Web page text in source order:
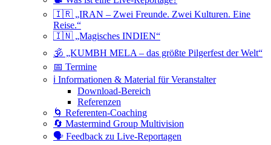
🇮🇷 „IRAN – Zwei Freunde. Zwei Kulturen. Eine
Reise.“
🇮🇳 „Magisches INDIEN“
🕉 „KUMBH MELA – das größte Pilgerfest der Welt“
📅 Termine
ℹ️ Informationen & Material für Veranstalter
Download-Bereich
Referenzen
🌀 Referenten-Coaching
🔄 Mastermind Group Multivision
🗣 Feedback zu Live-Reportagen